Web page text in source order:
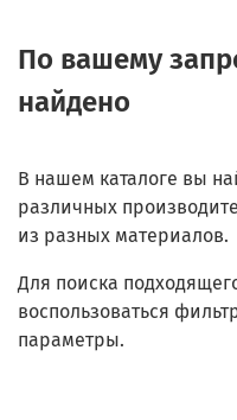
По вашему
найдено
В нашем каталоге вы
различных
из разных материалов.
Для поиска
воспользоваться
параметры.